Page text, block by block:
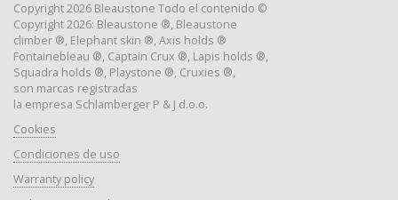
Copyright 2026 Bleaustone Todo el contenido ©
Copyright 2026: Bleaustone ®, Bleaustone
climber ®, Elephant skin ®, Axis holds ®
Fontainebleau ®, Captain Crux ®, Lapis holds ®,
Squadra holds ®, Playstone ®, Cruxies ®,
son marcas registradas
la empresa Schlamberger P & J d.o.o.
Cookies
Condiciones de uso
Warranty policy